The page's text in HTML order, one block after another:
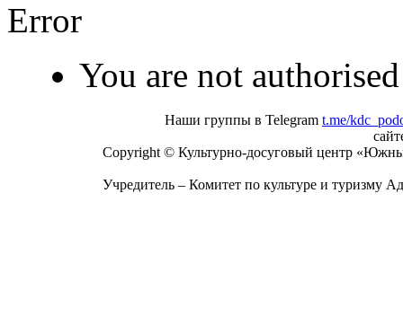
Error
You are not
Наши группы в Telegram t.me/
Copyright © Культурно-досуговый центр
Учредитель – Комитет по культуре и туризму